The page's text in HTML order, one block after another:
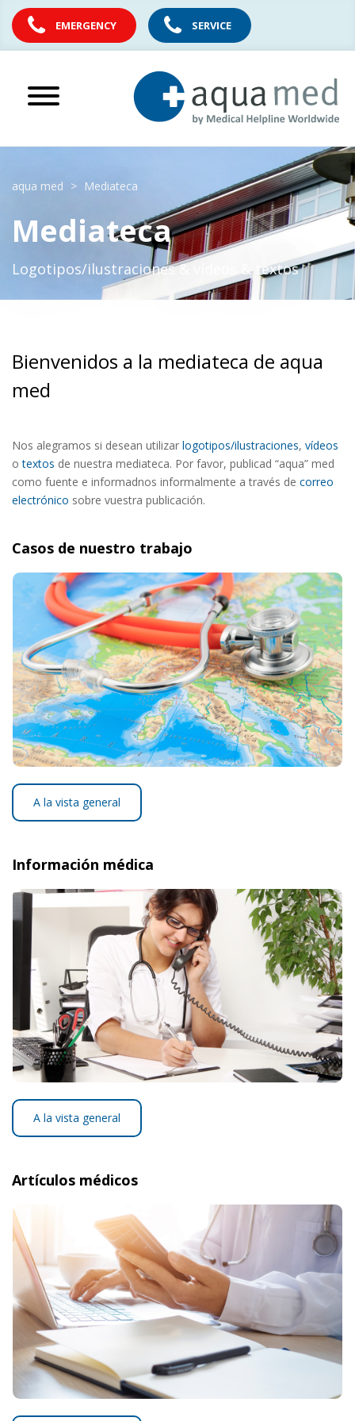
EMERGENCY SERVICE
aqua med Mediateca
Mediateca
Logotipos/ilustraciones & vídeos & textos
Bienvenidos a la mediateca de aqua
med
Nos alegramos si desean utilizar logotipos/ilustraciones, vídeos
otextos de nuestra mediateca. Por favor, publicad “aqua” med
como fuente e informadnos informalmente a través de correo
electrónico sobre vuestra publicación.
Casos de nuestro trabajo
A la vista general
Información médica
A la vista general
Artículos médicos